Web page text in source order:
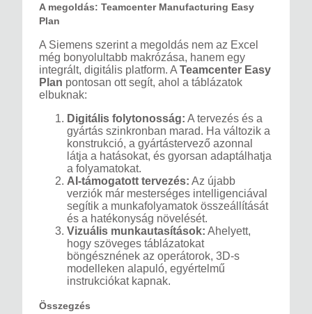
A megoldás: Teamcenter Manufacturing Easy
Plan
A Siemens szerint a megoldás nem az Excel
még bonyolultabb makrózása, hanem egy
integrált, digitális platform. A Teamcenter Easy
Plan pontosan ott segít, ahol a táblázatok
elbuknak:
Digitális folytonosság: A tervezés és a
gyártás szinkronban marad. Ha változik a
konstrukció, a gyártástervező azonnal
látja a hatásokat, és gyorsan adaptálhatja
a folyamatokat.
AI-támogatott tervezés: Az újabb
verziók már mesterséges intelligenciával
segítik a munkafolyamatok összeállítását
és a hatékonyság növelését.
Vizuális munkautasítások: Ahelyett,
hogy szöveges táblázatokat
böngésznének az operátorok, 3D-s
modelleken alapuló, egyértelmű
instrukciókat kapnak.
Összegzés